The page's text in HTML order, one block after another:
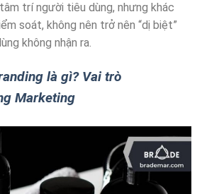
trí người tiêu dùng, nhưng khác
soát, không nên trở nên “dị biệt”
không nhận ra.
là gì? Vai trò
Marketing